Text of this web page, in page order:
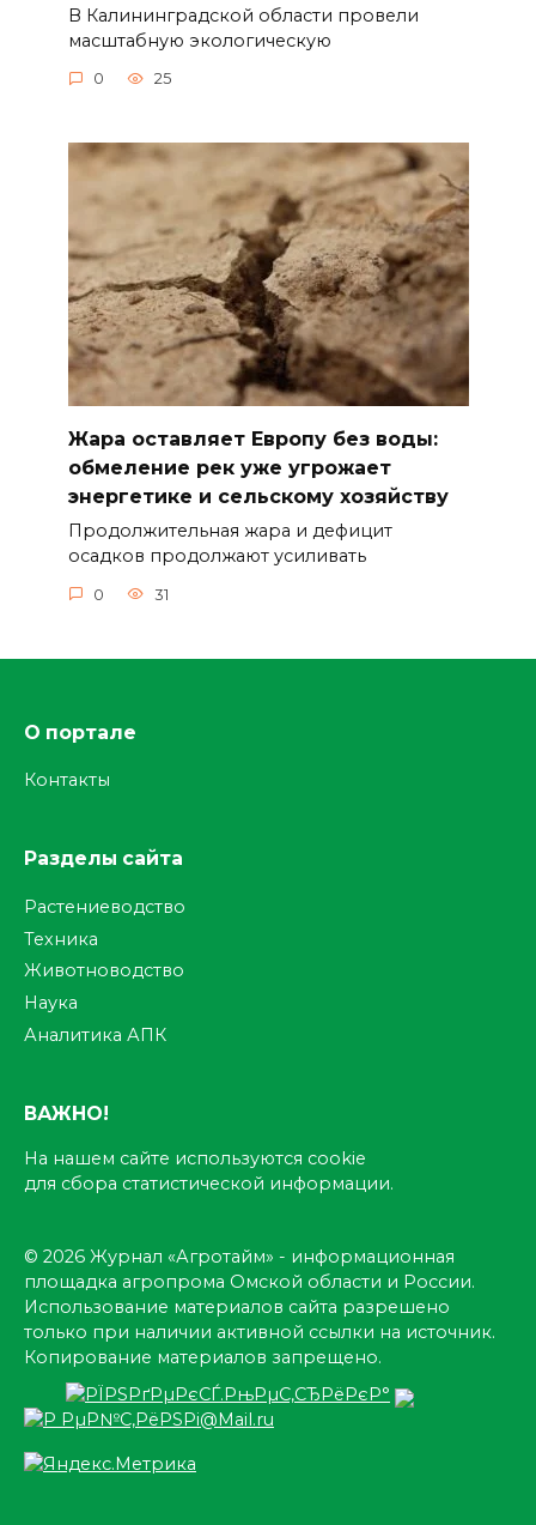
В Калининградской области провели
масштабную экологическую
0 25
Жара оставляет Европу без воды:
обмеление рек уже угрожает
энергетике и сельскому хозяйству
Продолжительная жара и дефицит
осадков продолжают усиливать
0 31
О портале
Контакты
Разделы сайта
Растениеводство
Техника
Животноводство
Наука
Аналитика АПК
ВАЖНО!
На нашем сайте используются cookie
для сбора статистической информации.
© 2026 Журнал «Агротайм» - информационная
площадка агропрома Омской области и России.
Использование материалов сайта разрешено
только при наличии активной ссылки на источник.
Копирование материалов запрещено.